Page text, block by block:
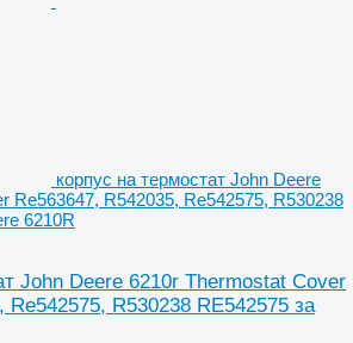
корпус на термостат John Deere
Re563647, R542035, Re542575, R530238
6210R
John Deere 6210r Thermostat Cover
Re542575, R530238 RE542575 за